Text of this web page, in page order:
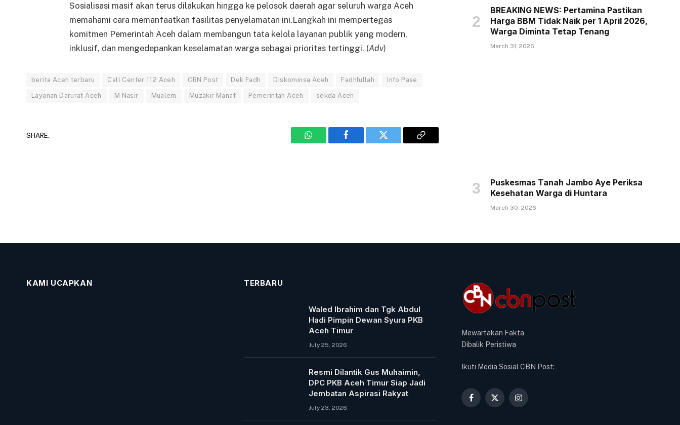
Sosialisasi masif akan terus dilakukan hingga ke pelosok daerah agar seluruh warga Aceh
memahami cara memanfaatkan fasilitas penyelamatan ini.Langkah ini mempertegas
komitmen Pemerintah Aceh dalam membangun tata kelola layanan publik yang modern,
inklusif, dan mengedepankan keselamatan warga sebagai prioritas tertinggi. (Adv)
berita Aceh terbaru Call Center 112 Aceh CBN Post Dek Fadh Diskominsa Aceh Fadhlullah Info Pase
Layanan Darurat Aceh M Nasir Mualem Muzakir Manaf Pemerintah Aceh sekda Aceh
SHARE.
WhatsAppFacebook Twitter
Copy
BREAKING NEWS: Pertamina Pastikan
Harga BBM Tidak Naik per 1 April 2026,
Warga Diminta Tetap Tenang
March 31, 2026
Puskesmas Tanah Jambo Aye Periksa
Kesehatan Warga di Huntara
March 30, 2026
KAMI UCAPKAN TERBARU
Waled Ibrahim dan Tgk Abdul
Hadi Pimpin Dewan Syura PKB
Aceh Timur
July 25, 2026
Resmi Dilantik Gus Muhaimin,
DPC PKB Aceh Timur Siap Jadi
Jembatan Aspirasi Rakyat
July 23, 2026
Mewartakan Fakta
Dibalik Peristiwa
Ikuti Media Sosial CBN Post:
Facebook
X
Instagram